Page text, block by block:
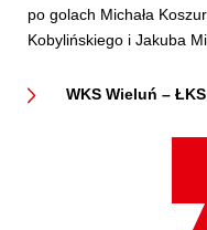
po golach Michała
Kobylińskiego i Jakuba
WKS Wieluń –